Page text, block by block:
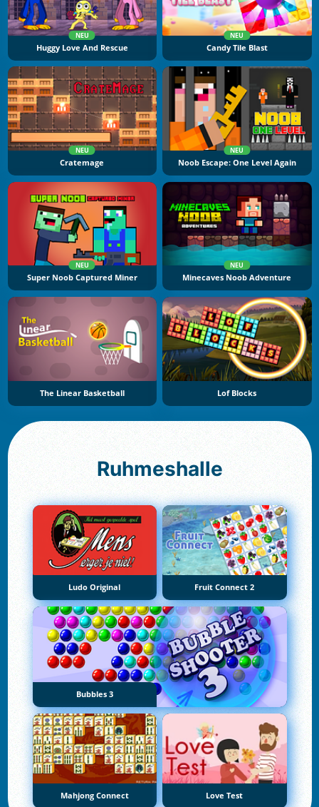
NEU
Huggy Love And Rescue
NEU
Candy Tile Blast
NEU
Cratemage
NEU
Noob Escape: One Level Again
NEU
Super Noob Captured Miner
NEU
Minecaves Noob Adventure
The Linear Basketball Lof Blocks
Ruhmeshalle
Ludo Original Fruit Connect 2
Bubbles 3
Mahjong Connect Love Test